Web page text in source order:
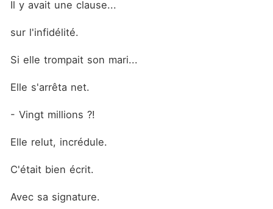
Il y avait une clause...
sur l'infidélité.
Si elle trompait son mari...
Elle s'arrêta net.
- Vingt millions ?!
Elle relut, incrédule.
C'était bien écrit.
Avec sa signature.